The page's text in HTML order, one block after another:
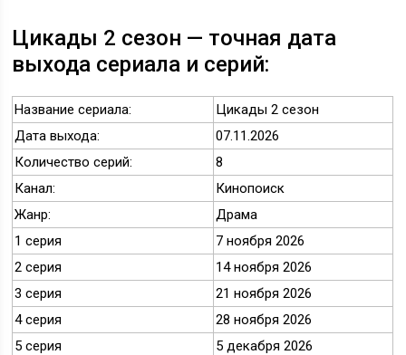
Цикады 2 сезон — точная дата
выхода сериала и серий:
Название сериала:
Цикады 2 сезон
Дата выхода:
07.11.2026
Количество серий:
8
Канал:
Кинопоиск
Жанр:
Драма
1 серия
7 ноября 2026
2 серия
14 ноября 2026
3 серия
21 ноября 2026
4 серия
28 ноября 2026
5 серия
5 декабря 2026